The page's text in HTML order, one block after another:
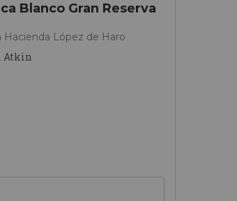
Blanco Gran Reserva
Hacienda López de Haro
Atkin